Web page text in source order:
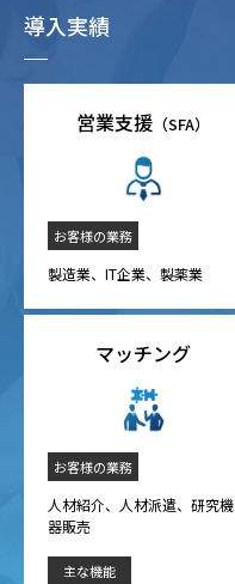
導入実績
営業支援 （SFA）
お客様の業務
製造業、IT企業、製薬業
マッチング
お客様の業務
人材紹介、人材派遣、研究機
器販売
主な機能